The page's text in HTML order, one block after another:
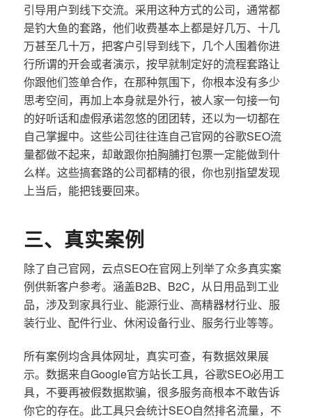
引导用户到线下交流。采用这种方式的公司，通常都
是钓大鱼的套路，他们收费基本上都是好几万、十几
万甚至几十万，把客户引导到线下，几个人围着你进
行所谓的开会或者演示，按早就制定好的流程套路让
你跟他们签单合作，在那种氛围下，你根本没有多少
思考空间，再加上本身就是外行，被人家一句接一句
的好听话和虚假承诺忽悠的团团转，还以为一切都在
自己掌握中。这些公司往往连自己官网的谷歌SEO流
量都做不起来，却敢跟你拍胸脯打包票一定能做到什
么样。这些搞套路的公司都精的很，你也别指望发现
上当后，能把钱要回来。
三、真实案例
除了自己官网，云点SEO在官网上列举了众多真实案
例供新客户参考。涵盖B2B、B2C，从日用品到工业
品，涉及到家具行业、能源行业、高精器材行业、服
装行业、配件行业、休闲设备行业、服务行业等等。
所有案例均含具体网址，真实可查，有数据效果展
示。数据来自Google官方站长工具，谷歌SEO必用工
具，不要再被假数据欺骗，很多服务商根本不敢告诉
你它的存在。此工具只会统计SEO自然排名流量，不